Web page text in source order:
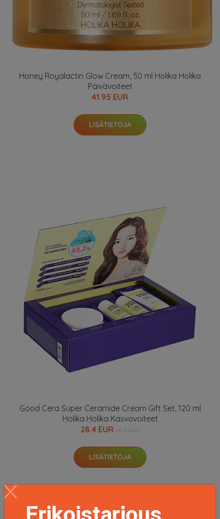
Honey Royalactin Glow Cream, 50 ml Holika Holika
Päivävoiteet
41.95 EUR
LISÄTIETOJA
Good Cera Super Ceramide Cream Gift Set, 120 ml
Holika Holika Kasvovoiteet
28.4 EUR
LISÄTIETOJA